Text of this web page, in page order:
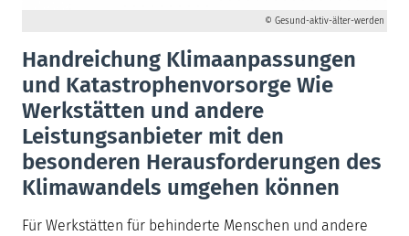
© Gesund-aktiv-älter-werden
Handreichung Klimaanpassungen
und Katastrophenvorsorge Wie
Werkstätten und andere
Leistungsanbieter mit den
besonderen Herausforderungen des
Klimawandels umgehen können
Für Werkstätten für behinderte Menschen und andere